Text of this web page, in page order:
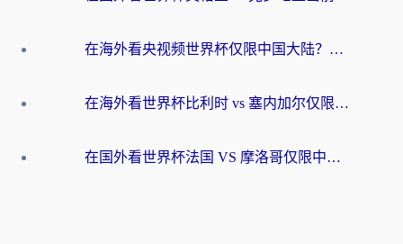
在海外看央视频世界杯仅限中国大陆？这篇指南帮你解锁中文解说+无卡顿直播
在海外看世界杯比利时 vs 塞内加尔仅限中国大陆？我找到了最流畅的中文解说之路
在国外看世界杯法国 VS 摩洛哥仅限中国大陆？海外党这样看中文解说赛事不卡顿